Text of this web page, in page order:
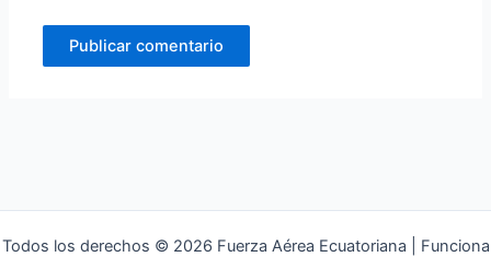
Todos los derechos © 2026 Fuerza Aérea Ecuatoriana | Funciona